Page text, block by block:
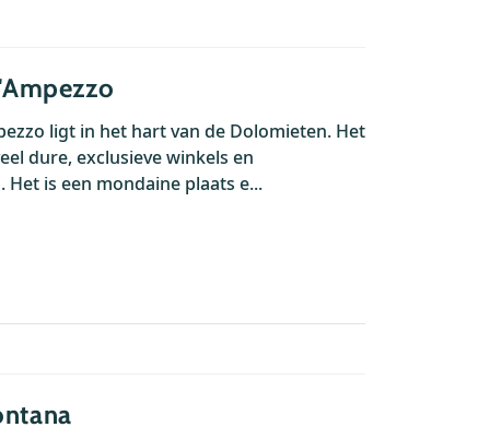
ligt in het hart van de Dolomieten. Het
dure, exclusieve winkels en
Het is een mondaine plaats e...